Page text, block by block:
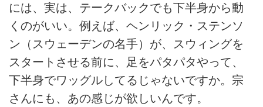
には、実は、テークバックでも下半身から動
くのがいい。例えば、ヘンリック・ステンソ
ン（スウェーデンの名手）が、スウィングを
スタートさせる前に、足をパタパタやって、
下半身でワッグルしてるじゃないですか。宗
さんにも、あの感じが欲しいんです。